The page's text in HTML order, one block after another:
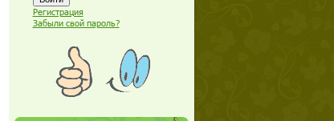
Регистрация
Забыли свой пароль?